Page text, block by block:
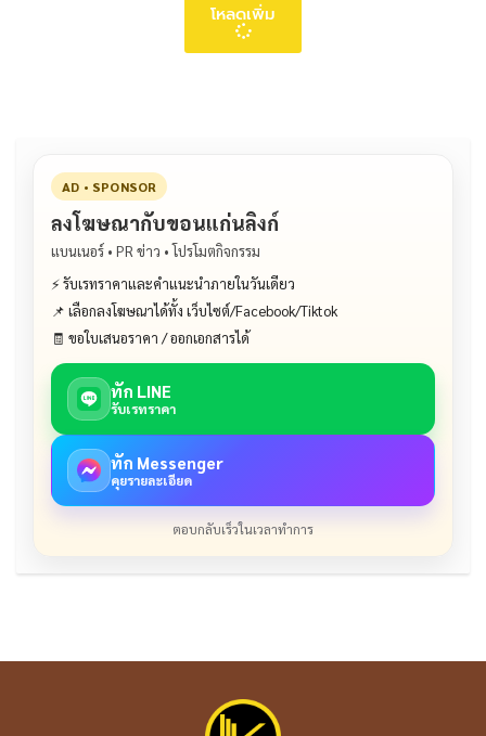
โหลดเพิ่ม
AD • SPONSOR
ลงโฆษณากับขอนแก่นลิงก์
แบนเนอร์ • PR ข่าว • โปรโมตกิจกรรม
⚡ รับเรทราคาและคำแนะนำภายในวันเดียว
📌 เลือกลงโฆษณาได้ทั้ง เว็บไซต์/Facebook/Tiktok
🧾 ขอใบเสนอราคา / ออกเอกสารได้
ทัก LINE
รับเรทราคา
ทัก Messenger
คุยรายละเอียด
ตอบกลับเร็วในเวลาทำการ